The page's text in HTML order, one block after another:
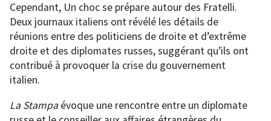
Cependant, Un choc se prépare autour des Fratelli.
Deux journaux italiens ont révélé les détails de
réunions entre des politiciens de droite et d’extrême
droite et des diplomates russes, suggérant qu’ils ont
contribué à provoquer la crise du gouvernement
italien.
La Stampa évoque une rencontre entre un diplomate